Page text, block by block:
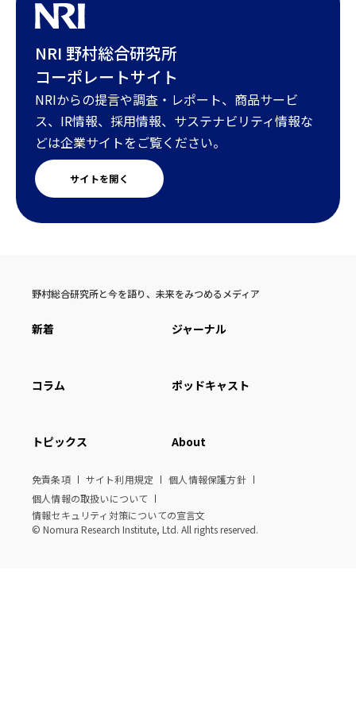
NRI 野村総合研究所
コーポレートサイト
NRIからの提言や調査・レポート、商品サービ
ス、IR情報、採用情報、サステナビリティ情報な
どは企業サイトをご覧ください。
サイトを開く
野村総合研究所と今を語り、未来をみつめるメディア
新着 ジャーナル
コラム ポッドキャスト
トピックス About
免責条項 サイト利用規定
個人情報保護方針
個人情報の取扱いについて
情報セキュリティ対策についての宣言文
© Nomura Research Institute, Ltd. All rights reserved.